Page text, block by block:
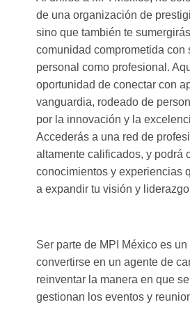
de una organización de
sino que también te
comunidad comprometida con
personal como profesional.
oportunidad de conectar con
vanguardia, rodeado de
por la innovación y la
Accederás a una red de
altamente calificados, y podrá
conocimientos y experiencias
a expandir tu visión y
Ser parte de MPI México es
convertirse en un agente de
reinventar la manera en que
gestionan los eventos y